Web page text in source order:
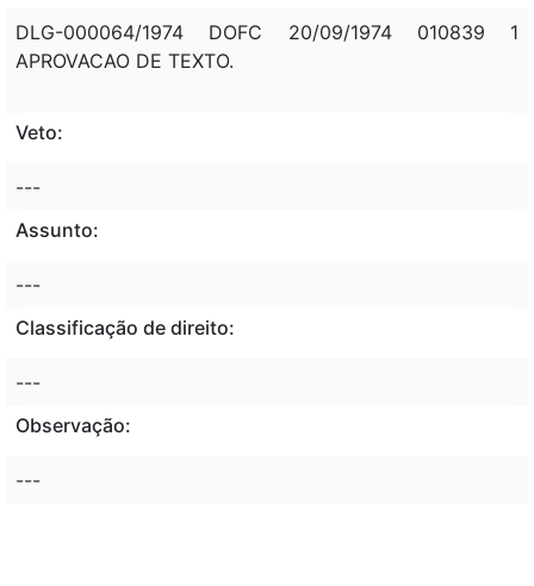
DLG-000064/1974 DOFC 20/09/1974 010839 1
APROVACAO DE TEXTO.
Veto:
---
Assunto:
---
Classificação de direito:
---
Observação:
---